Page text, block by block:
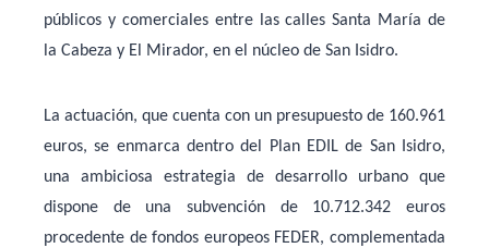
públicos y comerciales entre las calles Santa María de
la Cabeza y El Mirador, en el núcleo de San Isidro.
La actuación, que cuenta con un presupuesto de 160.961
euros, se enmarca dentro del Plan EDIL de San Isidro,
una ambiciosa estrategia de desarrollo urbano que
dispone de una subvención de 10.712.342 euros
procedente de fondos europeos FEDER, complementada